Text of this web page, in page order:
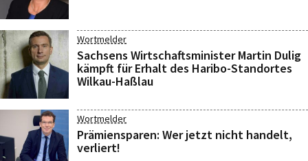
Wortmelder
Sachsens Wirtschaftsminister Martin Dulig
kämpft für Erhalt des Haribo-Standortes
Wilkau-Haßlau
Wortmelder
Prämiensparen: Wer jetzt nicht handelt,
verliert!